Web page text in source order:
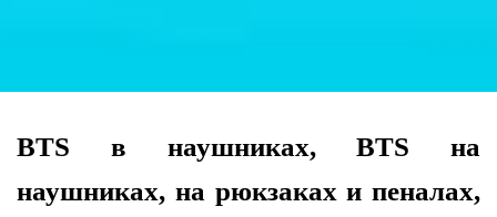
BTS в наушниках, BTS на
наушниках, на рюкзаках и пеналах,